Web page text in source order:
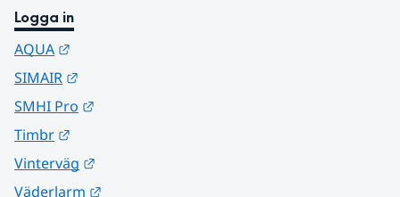
Logga in
AQUA
SIMAIR
SMHI Pro
Timbr
Vinterväg
Väderlarm